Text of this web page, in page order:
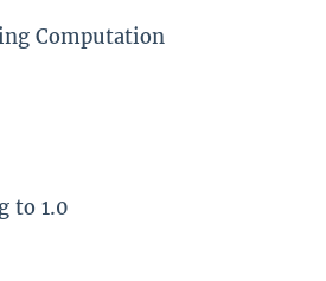
Computation
to 1.0